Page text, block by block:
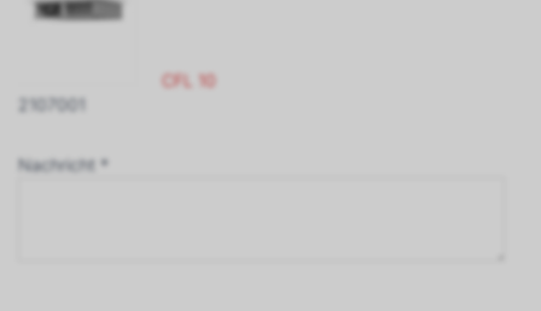
CFL 10
2107001
Nachricht *